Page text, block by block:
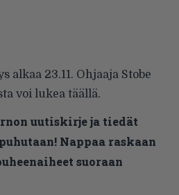
alkaa 23.11. Ohjaaja Stobe
voi lukea täällä.
uutiskirje ja tiedät
Nappaa raskaan
suoraan